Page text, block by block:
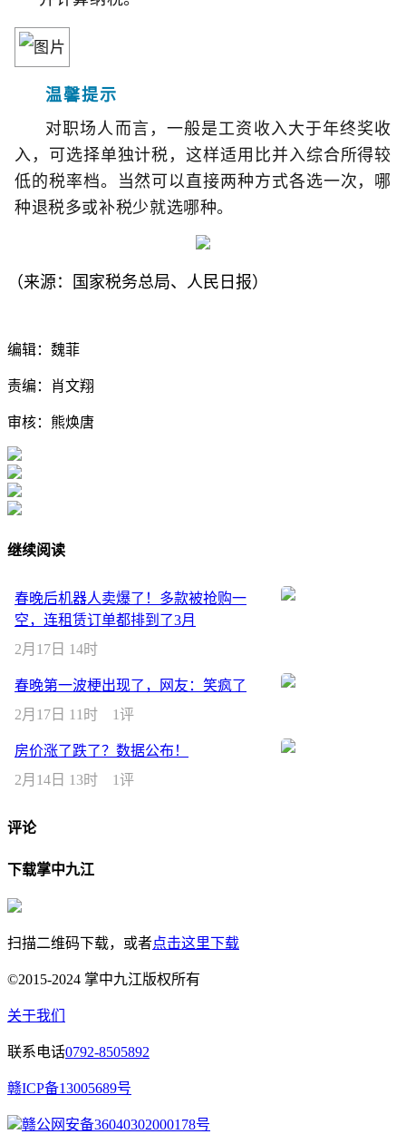
温馨提示
对职场人而言，一般是工资收入大于年终奖收
入，可选择单独计税，这样适用比并入综合所得较
低的税率档。当然可以直接两种方式各选一次，哪
种退税多或补税少就选哪种。
（来源：国家税务总局、人民日报）
编辑：魏菲
责编：肖文翔
审核：熊焕唐
继续阅读
春晚后机器人卖爆了！多款被抢购一
空，连租赁订单都排到了3月
2月17日 14时
春晚第一波梗出现了，网友：笑疯了
2月17日 11时
1评
房价涨了跌了？数据公布！
2月14日 13时
1评
评论
下载掌中九江
扫描二维码下载，或者点击这里下载
©2015-2024 掌中九江版权所有
关于我们
联系电话0792-8505892
赣ICP备13005689号
赣公网安备36040302000178号